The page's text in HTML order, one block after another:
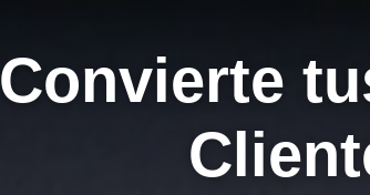
Convierte